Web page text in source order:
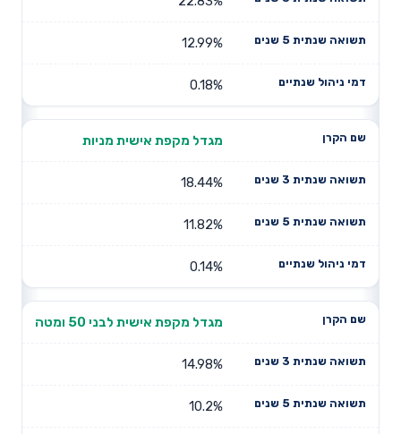
12.99%
0.18%
מגדל מקפת אישית מניות
18.44%
11.82%
0.14%
מגדל מקפת אישית לבני 50 ומטה
14.98%
10.2%